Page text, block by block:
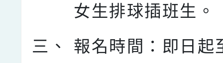
女生排球插班生。
三、
報名時間：即日起